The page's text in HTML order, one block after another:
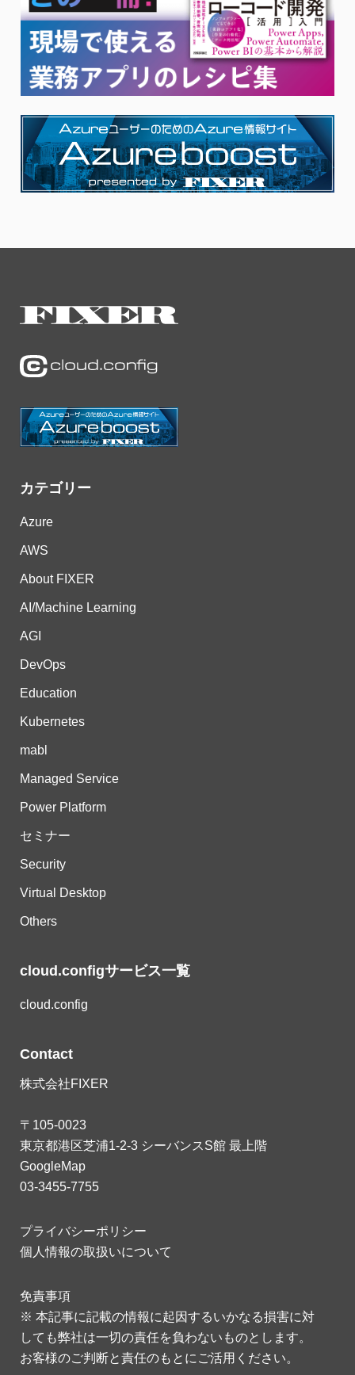
カテゴリー
Azure
AWS
About FIXER
AI/Machine Learning
AGI
DevOps
Education
Kubernetes
mabl
Managed Service
Power Platform
セミナー
Security
Virtual Desktop
Others
cloud.configサービス一覧
cloud.config
Contact
株式会社FIXER
〒105-0023
東京都港区芝浦1-2-3 シーバンスS館 最上階
GoogleMap
03-3455-7755
プライバシーポリシー
個人情報の取扱いについて
免責事項
※ 本記事に記載の情報に起因するいかなる損害に対
しても弊社は一切の責任を負わないものとします。
お客様のご判断と責任のもとにご活用ください。